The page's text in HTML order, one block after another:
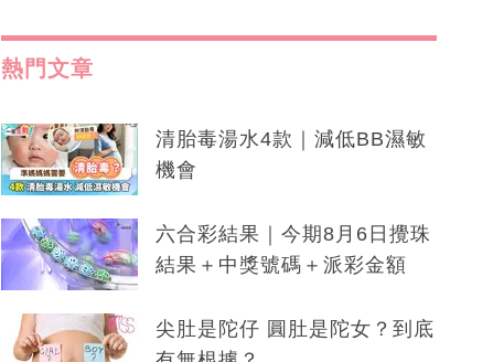
熱門文章
清胎毒湯水4款｜減低BB濕敏
機會
六合彩結果｜今期8月6日攪珠
結果＋中獎號碼＋派彩金額
尖肚是陀仔 圓肚是陀女？到底